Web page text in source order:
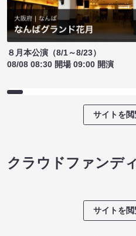
８月本公演（8/1～8/23）
08/08 08:30 開場 09:00 開演
サイトを閲
クラウドファンデ
サイトを閲